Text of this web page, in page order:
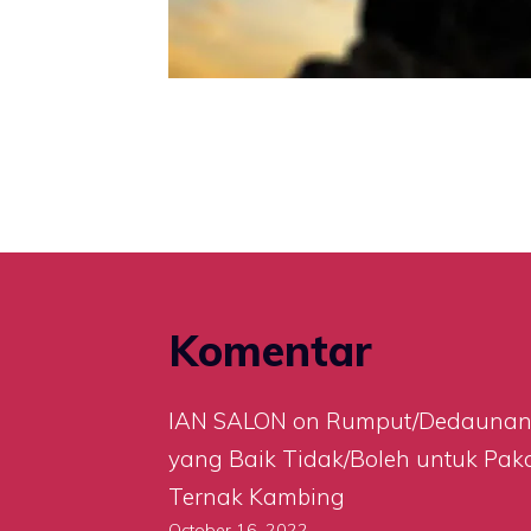
Komentar
IAN SALON on Rumput/Dedaunan
yang Baik Tidak/Boleh untuk
Ternak Kambing